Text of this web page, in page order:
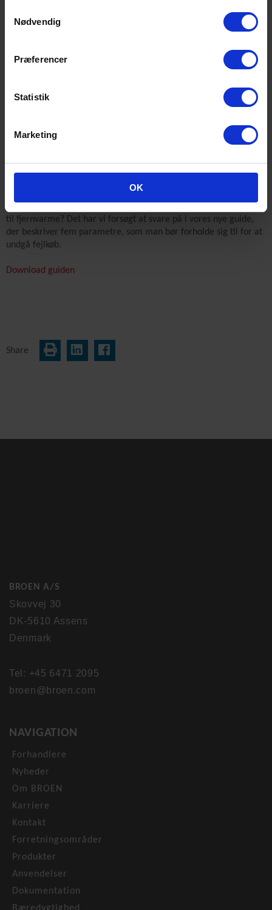
Nødvendig
Præferencer
Statistik
Marketing
OK
Guide til valg af fjernvarmeventil
til fjernvarme? Det har vi forsøgt at svare på i vores nye guide,
der beskriver fem parametre, som man bør forholde sig til for at
undgå fejlkøb.
Download guiden
Share
NAVIGATION
Forhandlere
Nyheder
Om BROEN
Karriere
Kontakt
Forretningsområder
Produkter
Anvendelser
Dokumentation
BROEN A/S
Skovvej 30
DK-5610 Assens
Denmark
Tel: +45 6471 2095
broen@broen.com